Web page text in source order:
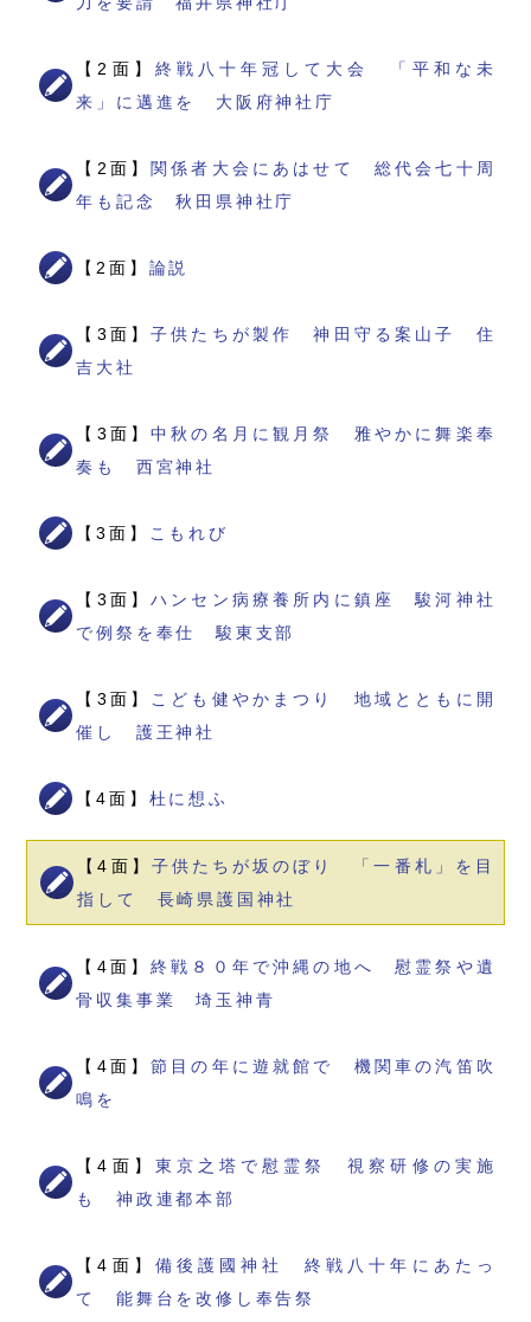
【2面】 終戦八十年冠して大会 「平和な未
来」に邁進を 大阪府神社庁
【2面】 関係者大会にあはせて 総代会七十周
年も記念 秋田県神社庁
【2面】 論説
【3面】子供たちが製作 神田守る案山子 住
吉大社
【3面】中秋の名月に観月祭 雅やかに舞楽奉
奏も 西宮神社
【3面】 こもれび
【3面】ハンセン病療養所内に鎮座 駿河神社
で例祭を奉仕 駿東支部
【3面】
こども健やかまつり 地域とともに開
催し 護王神社
【4面】 杜に想ふ
【4面】 子供たちが坂のぼり 「一番札」を目
指して 長崎県護国神社
【4面】終戦８０年で沖縄の地へ 慰霊祭や遺
骨収集事業 埼玉神青
【4面】節目の年に遊就館で 機関車の汽笛吹
鳴を
【4面】 東京之塔で慰霊祭 視察研修の実施
も 神政連都本部
【4面】 備後護國神社 終戦八十年にあたっ
て 能舞台を改修し奉告祭